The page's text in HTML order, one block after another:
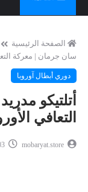
الصفحة الرئيسية
سان جرمان | معركة
دوري أبطال آوروبا
أتلتيكو
التعافي
mobaryat.store